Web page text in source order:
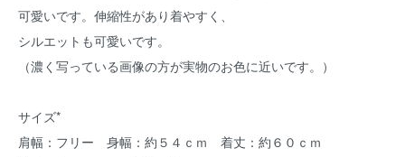
可愛いです。伸縮性があり着やすく、
シルエットも可愛いです。
（濃く写っている画像の方が実物のお色に近いです。）
サイズ*
肩幅：フリー 身幅：約５４ｃｍ 着丈：約６０ｃｍ